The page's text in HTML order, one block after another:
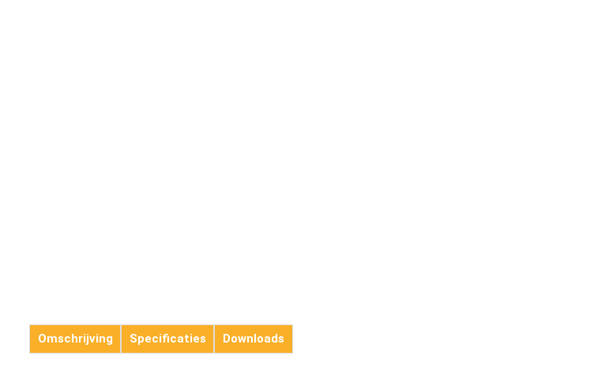
Omschrijving Specificaties Downloads